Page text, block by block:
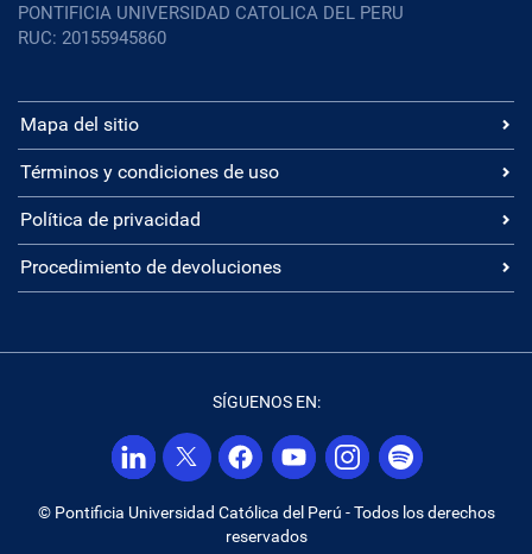
PONTIFICIA UNIVERSIDAD CATOLICA DEL PERU
RUC: 20155945860
Mapa del sitio
Términos y condiciones de uso
Política de privacidad
Procedimiento de devoluciones
SÍGUENOS EN:
© Pontificia Universidad Católica del Perú - Todos los derechos
reservados